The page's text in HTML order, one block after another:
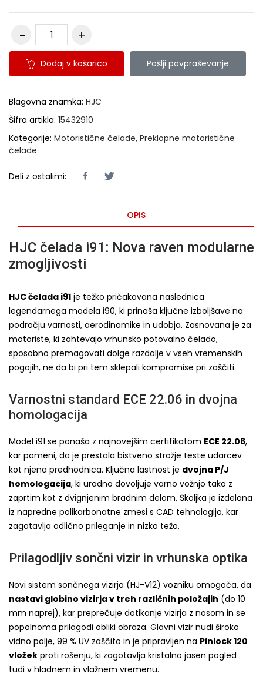
Dodaj v košarico Pošlji povpraševanje
Blagovna znamka: HJC
Šifra artikla: 15432910
Kategorije: Motoristične čelade, Preklopne motoristične
čelade
Deli z ostalimi:
OPIS
HJC čelada i91: Nova raven modularne
zmogljivosti
HJC čelada i91 je težko pričakovana naslednica
legendarnega modela i90, ki prinaša ključne izboljšave na
področju varnosti, aerodinamike in udobja. Zasnovana je za
motoriste, ki zahtevajo vrhunsko potovalno čelado,
sposobno premagovati dolge razdalje v vseh vremenskih
pogojih, ne da bi pri tem sklepali kompromise pri zaščiti.
Varnostni standard ECE 22.06 in dvojna
homologacija
Model i91 se ponaša z najnovejšim certifikatom ECE 22.06,
kar pomeni, da je prestala bistveno strožje teste udarcev
kot njena predhodnica. Ključna lastnost je dvojna P/J
homologacija, ki uradno dovoljuje varno vožnjo tako z
zaprtim kot z dvignjenim bradnim delom. Školjka je izdelana
iz napredne polikarbonatne zmesi s CAD tehnologijo, kar
zagotavlja odlično prileganje in nizko težo.
Prilagodljiv sončni vizir in vrhunska optika
Novi sistem sončnega vizirja (HJ-V12) vozniku omogoča, da
nastavi globino vizirja v treh različnih položajih (do 10
mm naprej), kar preprečuje dotikanje vizirja z nosom in se
popolnoma prilagodi obliki obraza. Glavni vizir nudi široko
vidno polje, 99 % UV zaščito in je pripravljen na Pinlock 120
vložek proti rošenju, ki zagotavlja kristalno jasen pogled
tudi v hladnem in vlažnem vremenu.